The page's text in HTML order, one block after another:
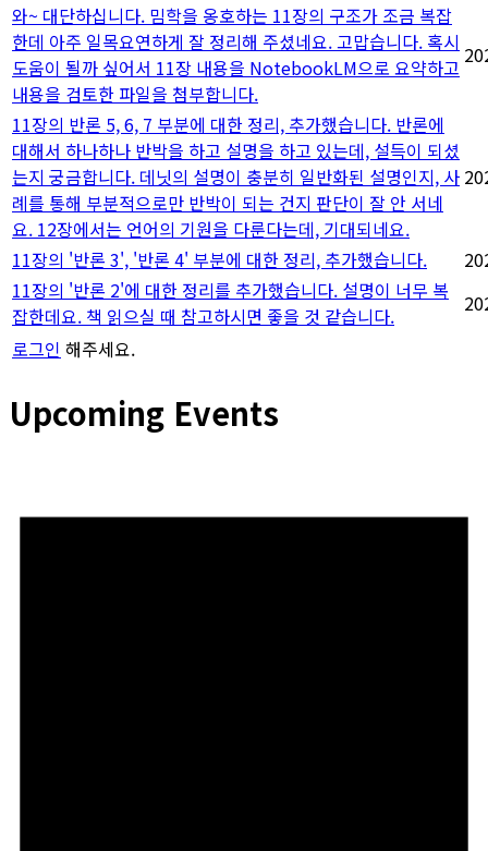
와~ 대단하십니다. 밈학을 옹호하는 11장의 구조가 조금 복잡
한데 아주 일목요연하게 잘 정리해 주셨네요. 고맙습니다. 혹시
도움이 될까 싶어서 11장 내용을 NotebookLM으로 요약하고
내용을 검토한 파일을 첨부합니다.
11장의 반론 5, 6, 7 부분에 대한 정리, 추가했습니다. 반론에
대해서 하나하나 반박을 하고 설명을 하고 있는데, 설득이 되셨
는지 궁금합니다. 데닛의 설명이 충분히 일반화된 설명인지, 사
례를 통해 부분적으로만 반박이 되는 건지 판단이 잘 안 서네
요. 12장에서는 언어의 기원을 다룬다는데, 기대되네요.
11장의 '반론 3', '반론 4' 부분에 대한 정리, 추가했습니다.
11장의 '반론 2'에 대한 정리를 추가했습니다. 설명이 너무 복
잡한데요. 책 읽으실 때 참고하시면 좋을 것 같습니다.
로그인 해주세요.
Upcoming Events